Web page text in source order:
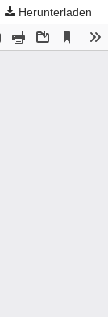
Herunterladen